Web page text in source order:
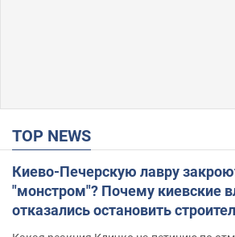
TOP NEWS
Киево-Печерскую лавру
"монстром"? Почему киевские
отказались остановить